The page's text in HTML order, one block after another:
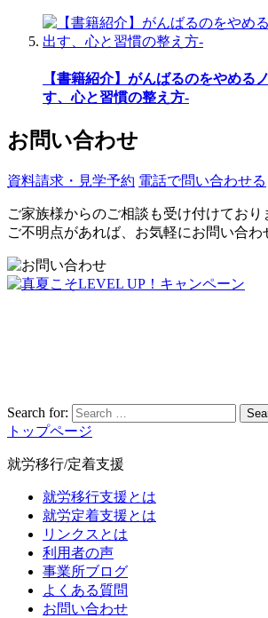
【書籍紹介】がんばるのをやめる
す、心と習慣の整え方-
お問い合わせ
資料請求・見学予約 電話で問い合わせる
ご家族様からのご相談も受け付けており
ご不明点があれば、お気軽にお問い合わ
Search for:
トップページ
就労移行/定着支援
就労移行支援とは
就労定着支援とは
リンクスとは
利用者の声
事業所ブログ
よくある質問
お問い合わせ